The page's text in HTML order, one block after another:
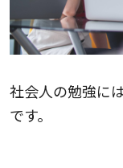
社会人の勉強に
です。